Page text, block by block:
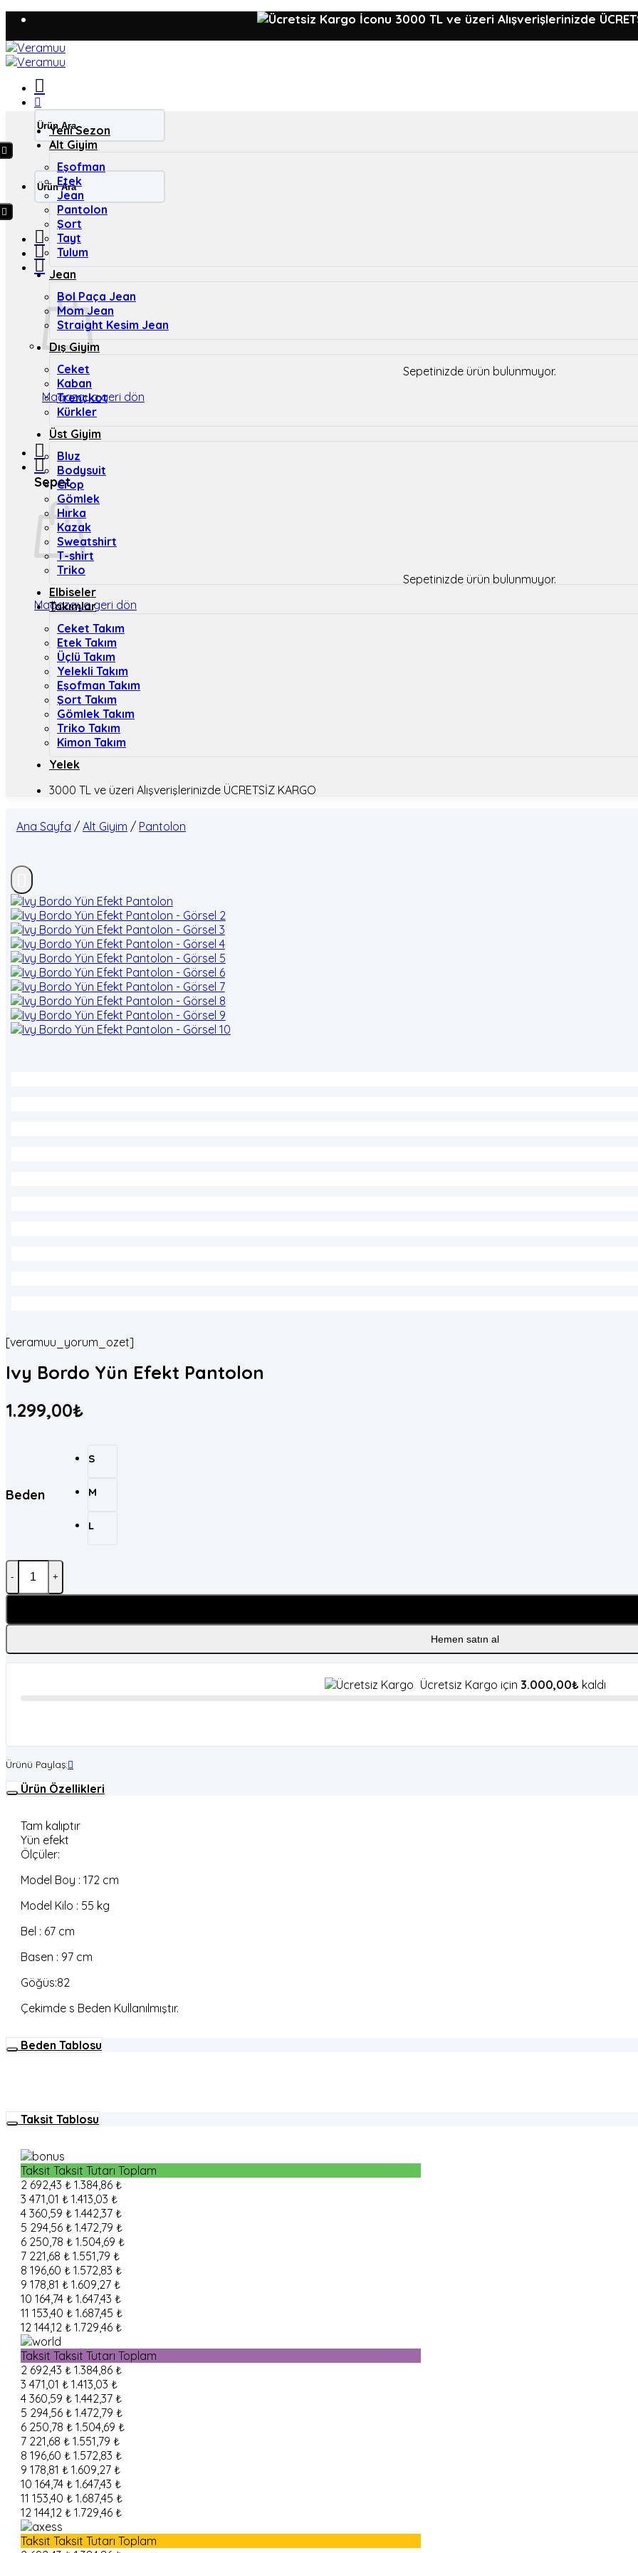
İçeriğe
3000 TL ve üzeri Alışverişlerinizde
Ara:
Ara:
Sepetinizde ürün bulunmuyor.
Mağazaya geri dön
Sepet
Sepetinizde ürün bulunmuyor.
Mağazaya geri dön
Yeni Sezon
Alt Giyim
Eşofman
Etek
Jean
Pantolon
Şort
Tayt
Tulum
Jean
Bol Paça Jean
Mom Jean
Straight Kesim Jean
Dış Giyim
Ceket
Kaban
Trençkot
Kürkler
Üst Giyim
Bluz
Bodysuit
Crop
Gömlek
Hırka
Kazak
Sweatshirt
T-shirt
Triko
Elbiseler
Takımlar
Ceket Takım
Etek Takım
Üçlü Takım
Yelekli Takım
Eşofman Takım
Şort Takım
Gömlek Takım
Triko Takım
Kimon Takım
Yelek
3000 TL ve üzeri Alışverişlerinizde ÜCRETSİZ KARGO
Ana Sayfa / Alt Giyim / Pantolon
[veramuu_yorum_ozet]
Ivy Bordo Yün Efekt Pantolon
1.299,00₺
Beden
S
M
L
Ivy Bordo Yün Efekt Pantolon adet
Hemen satın al
Ücretsiz Kargo için 3.000,00₺kaldı
Ürünü Paylaş:
Ürün Özellikleri
Tam kalıptır
Yün efekt
Ölçüler:
Model Boy : 172 cm
Model Kilo : 55 kg
Bel : 67 cm
Basen : 97 cm
Göğüs:82
Çekimde s Beden Kullanılmıştır.
Beden Tablosu
Taksit Tablosu
Taksit Taksit Tutarı Toplam
2 692,43 ₺ 1.384,86 ₺
3 471,01 ₺ 1.413,03 ₺
4 360,59 ₺ 1.442,37 ₺
5 294,56 ₺ 1.472,79 ₺
6 250,78 ₺ 1.504,69 ₺
7 221,68 ₺ 1.551,79 ₺
8 196,60 ₺ 1.572,83 ₺
9 178,81 ₺ 1.609,27 ₺
10 164,74 ₺ 1.647,43 ₺
11 153,40 ₺ 1.687,45 ₺
12 144,12 ₺ 1.729,46 ₺
Taksit Taksit Tutarı Toplam
2 692,43 ₺ 1.384,86 ₺
3 471,01 ₺ 1.413,03 ₺
4 360,59 ₺ 1.442,37 ₺
5 294,56 ₺ 1.472,79 ₺
6 250,78 ₺ 1.504,69 ₺
7 221,68 ₺ 1.551,79 ₺
8 196,60 ₺ 1.572,83 ₺
9 178,81 ₺ 1.609,27 ₺
10 164,74 ₺ 1.647,43 ₺
11 153,40 ₺ 1.687,45 ₺
12 144,12 ₺ 1.729,46 ₺
Taksit Taksit Tutarı Toplam